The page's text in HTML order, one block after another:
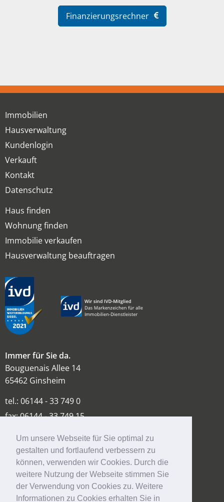
Um unsere Webseite für Sie optimal zu
gestalten und fortlaufend verbessern zu
können, verwenden wir Cookies. Durch die
weitere Nutzung der Webseite stimmen Sie
der Verwendung von Cookies zu. Weitere
Informationen zu Cookies erhalten Sie in
Finanzierungsrechner
Immobilien
Hausverwaltung
Kundenlogin
Verkauft
Kontakt
Datenschutz
Haus finden
Wohnung finden
Immobilie verkaufen
Hausverwaltung beauftragen
Immer für Sie da.
Bouguenais Allee 14
65462 Ginsheim
tel.: 06144 - 33 749 0
fax: 06144 - 33 749 15
info@vr-mainspitze.de
www.vr-mainspitze.de
ÜBER UNS KONTAKT IMPRESSUM DATENSCHUTZ